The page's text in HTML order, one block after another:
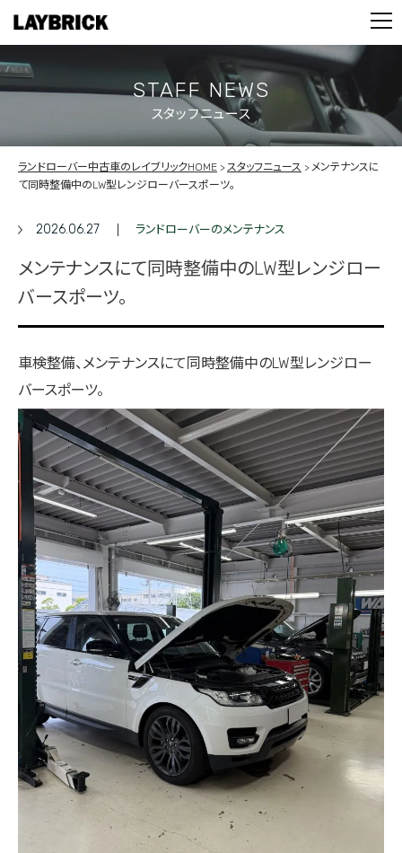
PARTS
CONTACT
PRIVACY POLICY
STAFF NEWS
スタッフニュース
ランドローバー中古車のレイブリックHOME スタッフニュース
メンテナンスに
て同時整備中のLW型レンジローバースポーツ。
2026.06.27 ランドローバーのメンテナンス
メンテナンスにて同時整備中のLW型レンジロー
バースポーツ。
車検整備、メンテナンスにて同時整備中のLW型レンジロー
バースポーツ。